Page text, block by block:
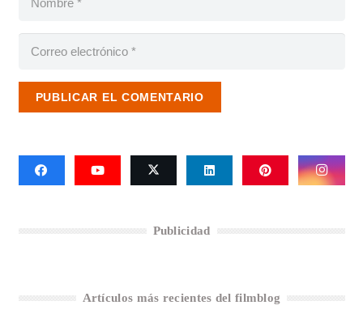
PUBLICAR EL COMENTARIO
Publicidad
Artículos más recientes del filmblog